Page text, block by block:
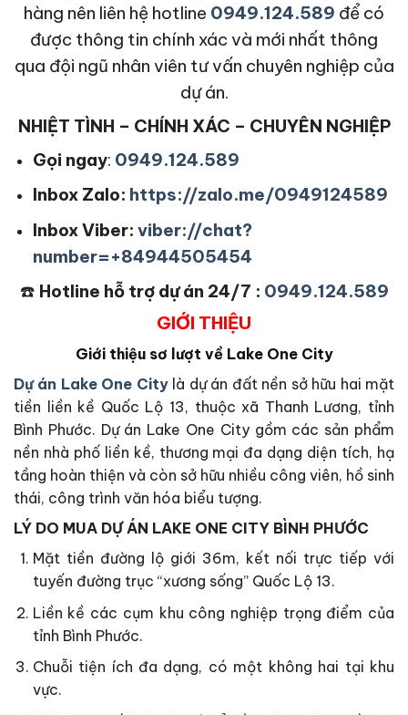
hàng nên liên hệ hotline 0949.124.589 để có
được thông tin chính xác và mới nhất thông
qua đội ngũ nhân viên tư vấn chuyên nghiệp của
dự án.
NHIỆT TÌNH – CHÍNH XÁC – CHUYÊN NGHIỆP
Gọi ngay: 0949.124.589
Inbox Zalo: https://zalo.me/0949124589
Inbox Viber: viber://chat?
number=+84944505454
☎️ Hotline hỗ trợ dự án 24/7 : 0949.124.589
GIỚI THIỆU
Giới thiệu sơ lượt về Lake One City
Dự án Lake One City là dự án đất nền sở hữu hai mặt
tiền liền kề Quốc Lộ 13, thuộc xã Thanh Lương, tỉnh
Bình Phước. Dự án Lake One City gồm các sản phẩm
nền nhà phố liền kề, thương mại đa dạng diện tích, hạ
tầng hoàn thiện và còn sở hữu nhiều công viên, hồ sinh
thái, công trình văn hóa biểu tượng.
LÝ DO MUA DỰ ÁN LAKE ONE CITY BÌNH PHƯỚC
Mặt tiền đường lộ giới 36m, kết nối trực tiếp với
tuyến đường trục “xương sống” Quốc Lộ 13.
Liền kề các cụm khu công nghiệp trọng điểm của
tỉnh Bình Phước.
Chuỗi tiện ích đa dạng, có một không hai tại khu
vực.